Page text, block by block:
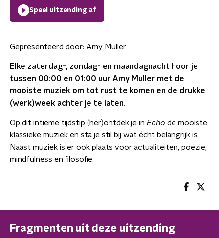
Speel uitzending af
Gepresenteerd door: Amy Muller
Elke zaterdag-, zondag- en maandagnacht hoor je
tussen 00:00 en 01:00 uur Amy Muller met de
mooiste muziek om tot rust te komen en de drukke
(werk)week achter je te laten.
Op dit intieme tijdstip (her)ontdek je in Echo de mooiste
klassieke muziek en sta je stil bij wat écht belangrijk is.
Naast muziek is er ook plaats voor actualiteiten, poëzie,
mindfulness en filosofie.
Fragmenten uit deze uitzending